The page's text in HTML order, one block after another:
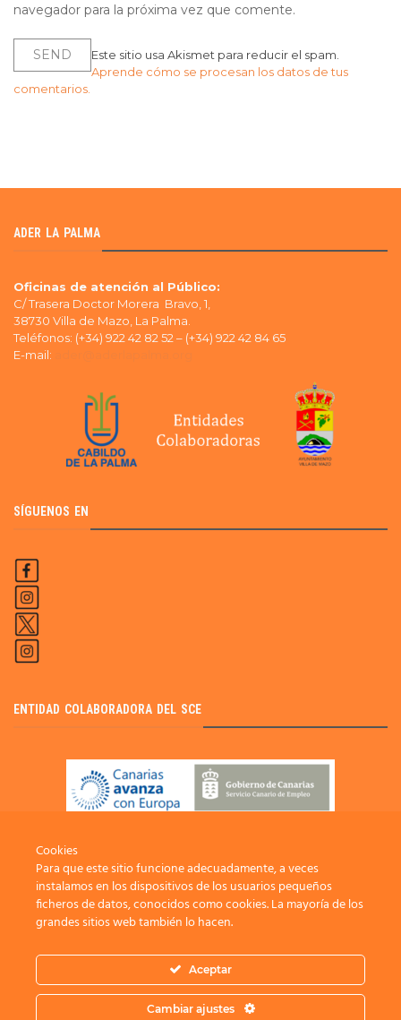
navegador para la próxima vez que comente.
Este sitio usa Akismet para reducir el spam.
Aprende cómo se procesan los datos de tus
comentarios.
ADER LA PALMA
Oficinas de atención al Público:
C/ Trasera Doctor Morera Bravo, 1,
38730 Villa de Mazo, La Palma.
Teléfonos: (+34) 922 42 82 52 – (+34) 922 42 84 65
E-mail:
SÍGUENOS EN
ENTIDAD COLABORADORA DEL SCE
INFOISLA CANAL AGRARIO FUNDACIÓN CIAB RED CIDE TURISMO RURAL
Protección de datos/ Política Privacidad
Cookies
Para que este sitio funcione adecuadamente, a veces
instalamos en los dispositivos de los usuarios pequeños
ficheros de datos, conocidos como cookies. La mayoría de los
grandes sitios web también lo hacen.
Aceptar
Cambiar ajustes